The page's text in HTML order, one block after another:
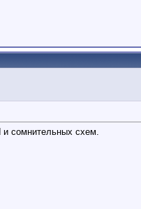
и сомнительных схем.